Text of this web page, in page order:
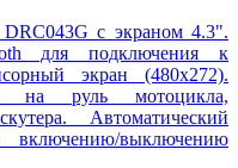
DRC043G с экраном 4.3".
для подключения к
экран (480x272).
на руль мотоцикла,
Автоматический
выключению